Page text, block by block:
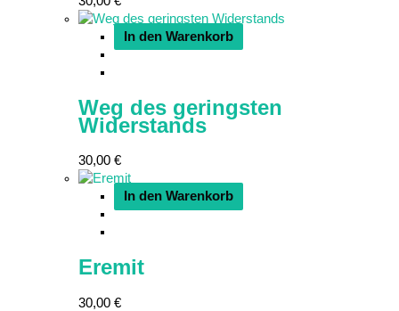
In den Warenkorb
Weg des geringsten
Widerstands
30,00 €
In den Warenkorb
Eremit
30,00 €